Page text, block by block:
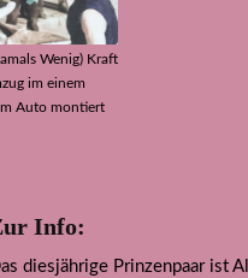
Wenig) Kraft
im einem
Auto montiert
Info:
diesjährige Prinzenpaar ist